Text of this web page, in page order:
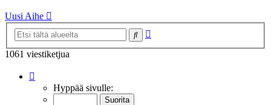
Uusi Aihe
Etsi
1061 viestiketjua
22 Hyppää sivulle: